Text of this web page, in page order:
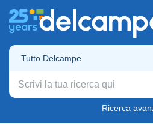
Tutto Delcampe
Ricerca